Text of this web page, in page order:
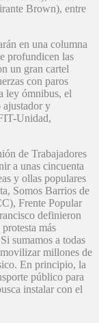
Brown), entre
en una columna
profundicen las
un gran cartel
con paros
ley ómnibus, el
y
Unidad,
de Trabajadores
a unas cincuenta
y ollas populares
Somos Barrios de
Frente Popular
definieron
más
sumamos a todas
millones de
En principio, la
público para
instalar con el